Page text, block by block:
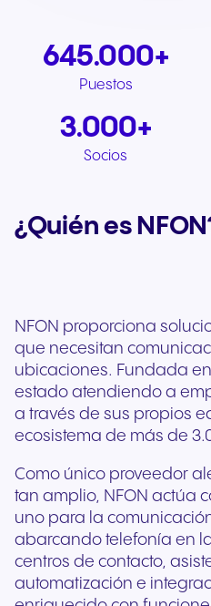
645.000+
Puestos
3.000+
Socios
¿Quién es
NFON proporciona
que necesitan
ubicaciones. Fundada
estado atendiendo a
a través de sus propios
ecosistema de más de
Como único proveedor
tan amplio, NFON actúa
uno para la
abarcando telefonía en
centros de contacto,
automatización e